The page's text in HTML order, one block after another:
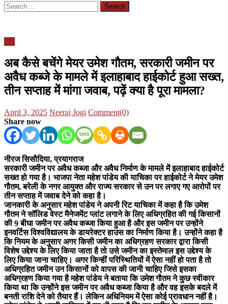
Search
for:
अब कैसे बचेंगे मेयर उमेश गौतम, सरकारी जमीन पर
अवैध कब्जे के मामले में इलाहाबाद हाईकोर्ट हुआ सख्त,
तीन सप्ताह में मांगा जवाब, पढ़ें क्या है पूरा मामला?
Posted
on
April 3, 2025 Author
Neeraj Jogi Comment(0)
Share now
नीरज सिसौदिया, प्रयागराज
सरकारी जमीन पर अवैध कब्जा और अवैध निर्माण के मामले में इलाहाबाद हाईकोर्ट
सख्त हो गया है। भाजपा नेता महेश पांडेय की याचिका पर हाईकोर्ट ने मेयर उमेश
गौतम, बरेली के नगर आयुक्त और राज्य सरकार से उन पर लगाए गए आरोपों पर
तीन सप्ताह में जवाब देने को कहा है।
जानकारी के अनुसार महेश पांडेय ने अपनी रिट याचिका में कहा है कि उमेश
गौतम ने सॉलिड वेस्ट मैनेजमेंट प्लांट लगाने के लिए अधिग्रहित की गई किसानों
की 9 बीघा जमीन पर अवैध कब्जा किया हुआ है और इस जमीन पर उन्होंने
इनवर्टिस विश्वविद्यालय के डायरेक्टर हाउस का निर्माण किया है। उन्होंने कहा है
कि नियम के अनुसार अगर किसी जमीन का अधिग्रहण सरकार द्वारा किसी
विशेष उद्देश्य के लिए किया जाता है तो उसे जमीन का इस्तेमाल इस उद्देश्य के
लिए किया जाना चाहिए। अगर किन्हीं परिस्थितियों में ऐसा नहीं हो पता है तो
अधिग्रहित जमीन उन किसानों को वापस की जानी चाहिए जिसे इसका
अधिग्रहण किया गया है महेश पांडेय ने बताया कि उमेश गौतम ने कुछ स्वीकार
किया था कि उन्होंने इस जमीन पर अवैध कब्जा किया है और वह इसके बदले में
बनती राशि देने को तैयार हैं। लेकिन अधिनियम में ऐसा कोई प्रावधान नहीं है।